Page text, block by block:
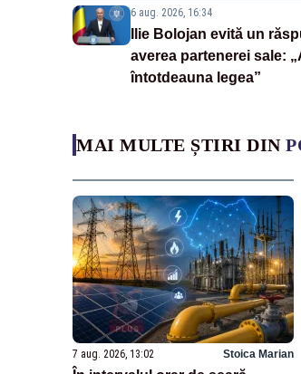
6 aug. 2026, 16:34
Ilie Bolojan evită un
averea partenerei sale:
întotdeauna legea”
MAI MULTE ȘTIRI DIN
7 aug. 2026, 13:02 Stoica Marian